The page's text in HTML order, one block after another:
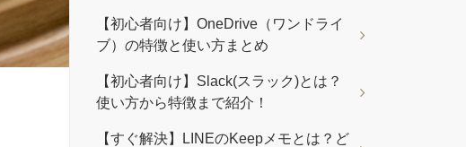
【初心者向け】OneDrive（ワンドライ
ブ）の特徴と使い方まとめ
【初心者向け】Slack(スラック)とは？
使い方から特徴まで紹介！
【すぐ解決】LINEのKeepメモとは？ど